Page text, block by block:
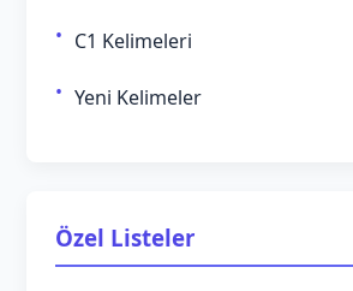
C1 Kelimeleri
Yeni Kelimeler
Özel Listeler